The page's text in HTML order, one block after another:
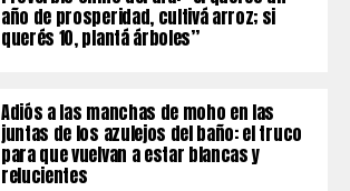
año de prosperidad, cultivá arroz; si
querés 10, plantá árboles”
Adiós a las manchas de moho en las
juntas de los azulejos del baño: el truco
para que vuelvan a estar blancas y
relucientes